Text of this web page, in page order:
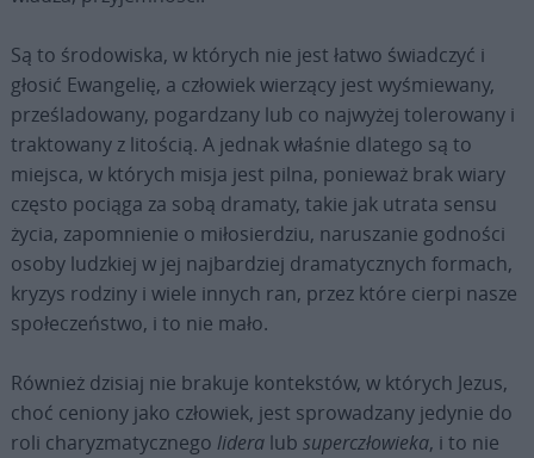
Są to środowiska, w których nie jest łatwo świadczyć i
głosić Ewangelię, a człowiek wierzący jest wyśmiewany,
prześladowany, pogardzany lub co najwyżej tolerowany i
traktowany z litością. A jednak właśnie dlatego są to
miejsca, w których misja jest pilna, ponieważ brak wiary
często pociąga za sobą dramaty, takie jak utrata sensu
życia, zapomnienie o miłosierdziu, naruszanie godności
osoby ludzkiej w jej najbardziej dramatycznych formach,
kryzys rodziny i wiele innych ran, przez które cierpi nasze
społeczeństwo, i to nie mało.
Również dzisiaj nie brakuje kontekstów, w których Jezus,
choć ceniony jako człowiek, jest sprowadzany jedynie do
roli charyzmatycznego lidera lub superczłowieka, i to nie